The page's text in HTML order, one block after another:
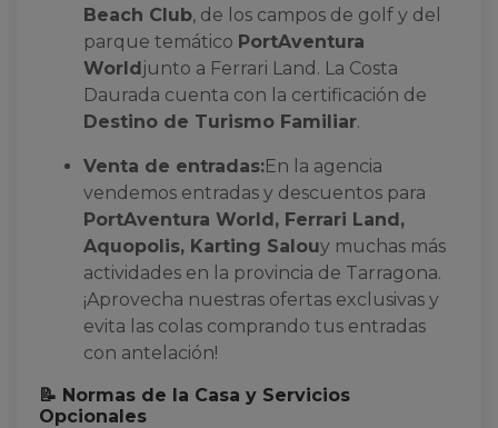
Beach Club, de los campos de golf y del
parque temático PortAventura
Worldjunto a Ferrari Land. La Costa
Daurada cuenta con la certificación de
Destino de Turismo Familiar.
Venta de entradas:En la agencia
vendemos entradas y descuentos para
PortAventura World, Ferrari Land,
Aquopolis, Karting Salouy muchas más
actividades en la provincia de Tarragona.
¡Aprovecha nuestras ofertas exclusivas y
evita las colas comprando tus entradas
con antelación!
📝 Normas de la Casa y Servicios
Opcionales